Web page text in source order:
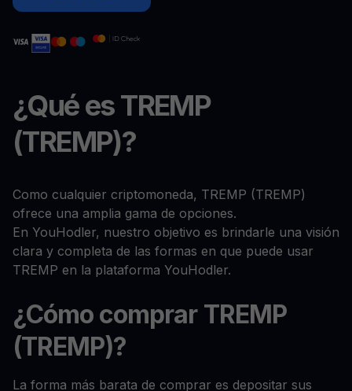
¿Qué es TREMP
(TREMP)?
Como cualquier criptomoneda, TREMP (TREMP)
ofrece una amplia gama de opciones.
En YouHodler, nuestro objetivo es brindarle una visión
clara y completa de las formas en que puede usar
TREMP en la plataforma YouHodler.
¿Cómo comprar TREMP
(TREMP)?
La forma más barata de comprar es depositar sus